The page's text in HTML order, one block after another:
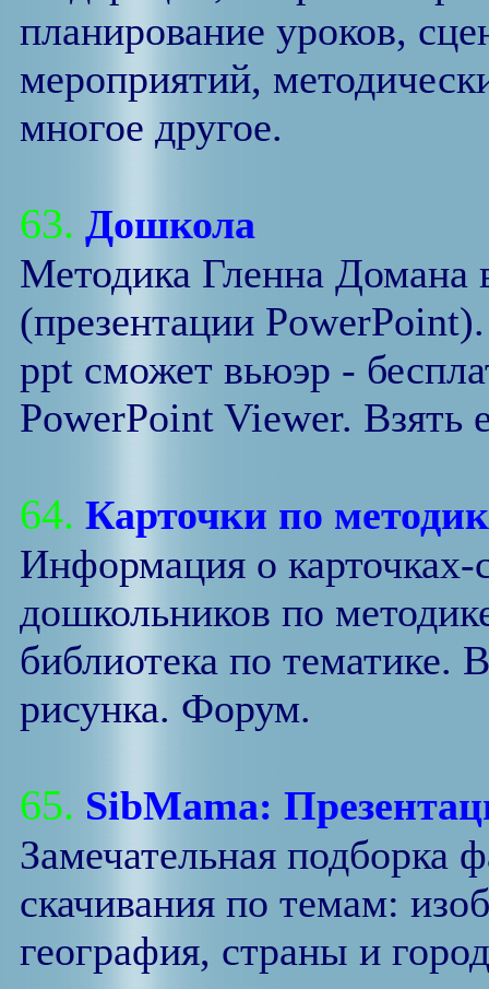
планирование уроков,
мероприятий,
многое другое.
63. Дошкола
Методика Гленна Домана
(презентации
ppt сможет вьюэр -
PowerPoint Viewer.
64. Карточки по
Информация о карточках-
дошкольников по
библиотека по тематике.
рисунка. Форум.
65. SibMama:
Замечательная подборка
скачивания по темам:
география, страны и